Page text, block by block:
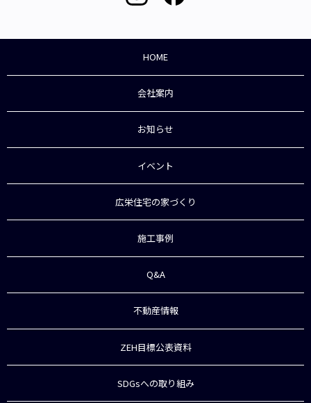
HOME
会社案内
お知らせ
イベント
広栄住宅の家づくり
施工事例
Q&A
不動産情報
ZEH目標公表資料
SDGsへの取り組み